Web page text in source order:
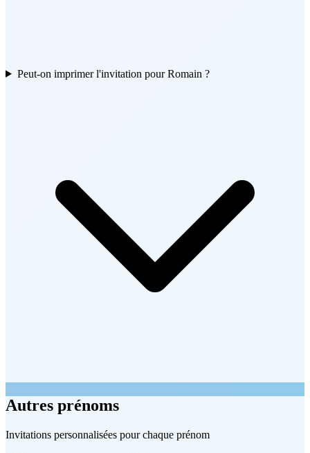
Peut-on imprimer l'invitation pour Romain ?
Autres prénoms
Invitations personnalisées pour chaque prénom